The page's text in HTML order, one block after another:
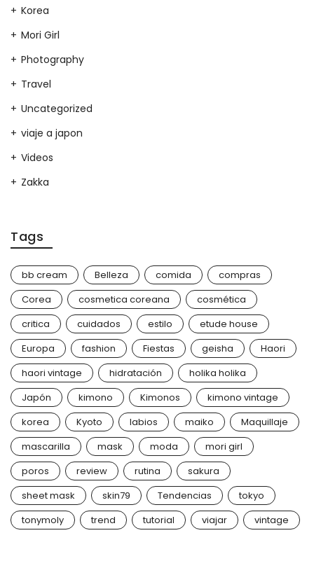
Korea
Mori Girl
Photography
Travel
Uncategorized
viaje a japon
Videos
Zakka
Tags
bb cream Belleza comida
compras
Corea
cosmetica coreana
cosmética
critica
cuidados estilo
etude house
Europa
fashion Fiestas geisha
Haori
haori vintage
hidratación
holika holika
Japón
kimono Kimonos
kimono vintage
korea
Kyoto labios maiko
Maquillaje
mascarilla
mask moda
mori girl
poros
review rutina
sakura
sheet mask
skin79 Tendencias
tokyo
tonymoly
trend tutorial viajar vintage